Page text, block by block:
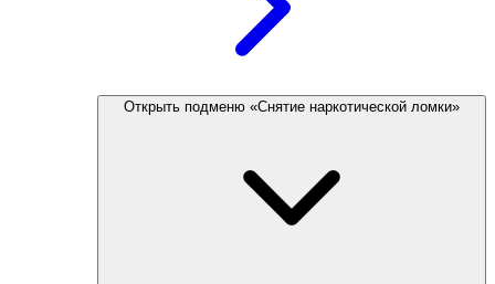
Открыть подменю «Снятие наркотической ломки»